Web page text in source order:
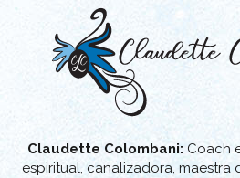
Venezuela
Oratoria
Daini
2005
Venezuela
Tarot
2005
Venezuela
Curso de
Claudette Colombani: Coach
espiritual, canalizadora, maestra